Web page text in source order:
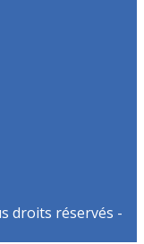
droits réservés -